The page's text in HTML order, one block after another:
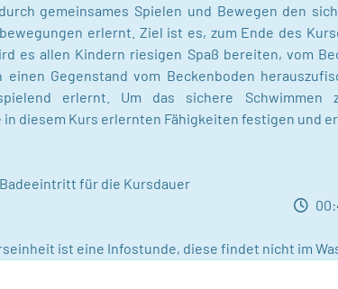
gemeinsames Spielen und Bewegen den
erlernt. Ziel ist es, zum Ende des
es allen Kindern riesigen Spaß bereiten, vom
einen Gegenstand vom Beckenboden
spielend erlernt. Um das sichere
in diesem Kurs erlernten Fähigkeiten festigen und
für die Kursdauer
ist eine Infostunde, diese findet nicht im